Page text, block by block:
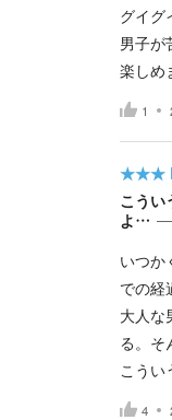
グイ
男子が
楽し
1
★★★
こうい
よ…
いつか
での経
大人な
る。そ
こうい
4